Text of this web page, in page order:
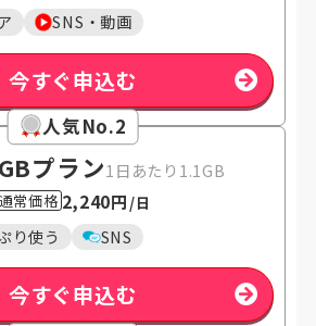
SNS・動画
今すぐ申込む
人気No.2
プラン1日あたり1.1GB
通常価格2,240円 /日
り使う SNS
今すぐ申込む